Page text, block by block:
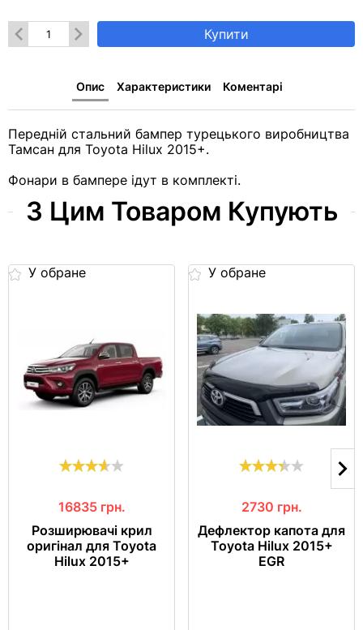
Купити
Опис Характеристики Коментарі
Передній стальний бампер турецького виробництва
Тамсан для Toyota Hilux 2015+.
Фонари в бампере ідут в комплекті.
З Цим Товаром Купують
У обране
16835 грн.
Розширювачі крил
оригінал для Toyota
Hilux 2015+
У обране
2730 грн.
Дефлектор капота для
Toyota Hilux 2015+
EGR